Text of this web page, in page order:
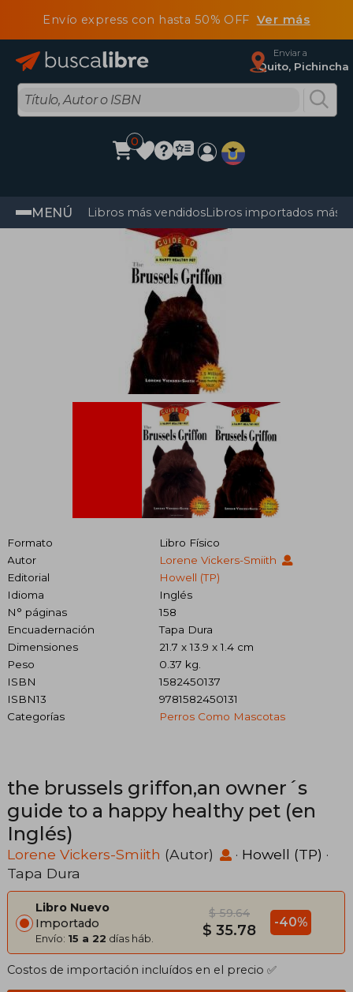
Envío express con hasta 50% OFF Ver más
Enviar a
Quito, Pichincha
0
MENÚ Libros más vendidosLibros importados más
Formato
Libro Físico
Autor
Lorene Vickers-Smiith
Editorial
Howell (TP)
Idioma
Inglés
N° páginas
158
Encuadernación
Tapa Dura
Dimensiones
21.7 x 13.9 x 1.4 cm
Peso
0.37 kg.
ISBN
1582450137
ISBN13
9781582450131
Categorías
Perros Como Mascotas
the brussels griffon,an owner´s
guide to a happy healthy pet (en
Inglés)
Lorene Vickers-Smiith (Autor) · Howell (TP) ·
Tapa Dura
Libro Nuevo
Importado
Envío: 15 a 22 días háb.
$ 59.64
$ 35.78 -40%
Costos de importación incluídos en el precio ✅